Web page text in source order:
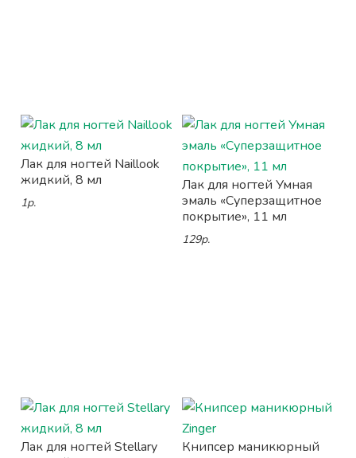
Лак для ногтей Naillook
жидкий, 8 мл
1р.
Лак для ногтей Умная
эмаль «Суперзащитное
покрытие», 11 мл
129р.
Лак для ногтей Stellary
Книпсер маникюрный